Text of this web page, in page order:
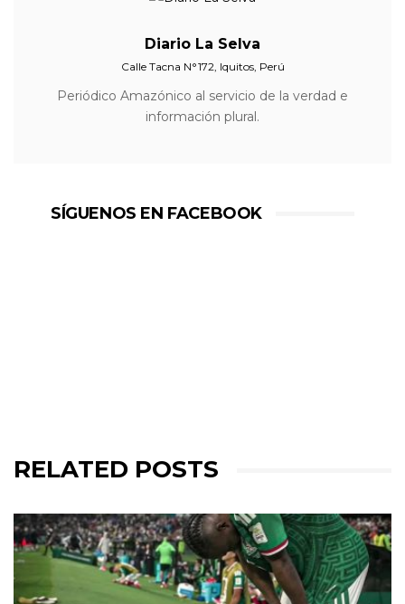
Diario La Selva
Calle Tacna N°172, Iquitos, Perú
Periódico Amazónico al servicio de la verdad e
información plural.
SÍGUENOS EN FACEBOOK
RELATED POSTS